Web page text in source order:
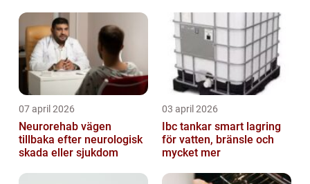
07 april 2026
Neurorehab vägen
tillbaka efter neurologisk
skada eller sjukdom
03 april 2026
Ibc tankar smart lagring
för vatten, bränsle och
mycket mer